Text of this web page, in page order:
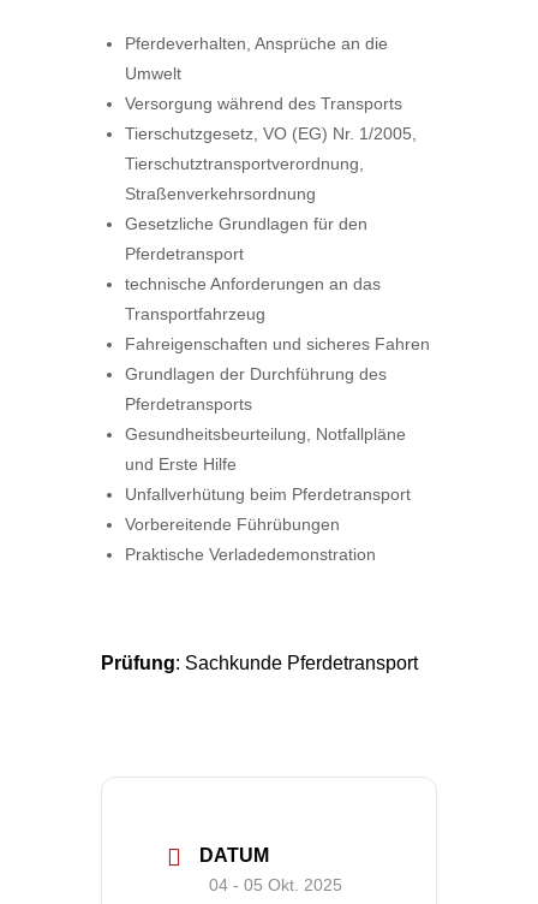
Pferdeverhalten, Ansprüche an die
Umwelt
Versorgung während des Transports
Tierschutzgesetz, VO (EG) Nr. 1/2005,
Tierschutztransportverordnung,
Straßenverkehrsordnung
Gesetzliche Grundlagen für den
Pferdetransport
technische Anforderungen an das
Transportfahrzeug
Fahreigenschaften und sicheres Fahren
Grundlagen der Durchführung des
Pferdetransports
Gesundheitsbeurteilung, Notfallpläne
und Erste Hilfe
Unfallverhütung beim Pferdetransport
Vorbereitende Führübungen
Praktische Verladedemonstration
Prüfung: Sachkunde Pferdetransport
DATUM
04 - 05 Okt. 2025